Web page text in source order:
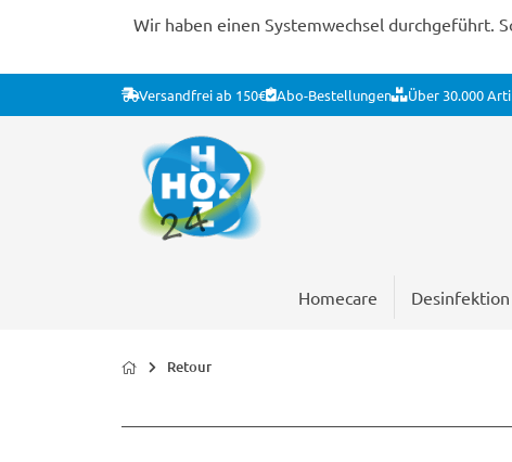
Wir haben einen Systemwechsel durchgeführt.
Versandfrei ab 150€ Abo-Bestellungen Über 30.000
Homecare
Retour